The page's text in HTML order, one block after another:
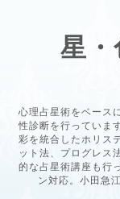
星・
心理占星術をベース
性診断を行っていま
彩を統合したホリス
ット法、プログレス
的な占星術講座も行
ン対応。小田急